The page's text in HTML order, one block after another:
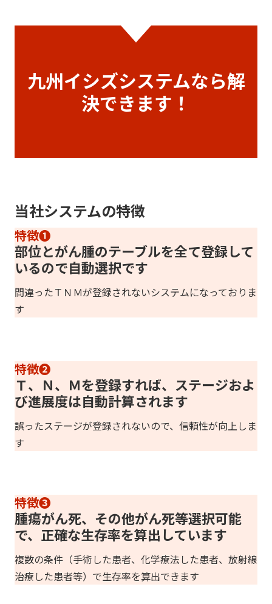
九州イシズシステムなら解
決できます！
当社システムの特徴
特徴❶
部位とがん腫のテーブルを全て登録して
いるので自動選択です
間違ったＴＮＭが登録されないシステムになっておりま
す
特徴❷
Ｔ、Ｎ、Ｍを登録すれば、ステージおよ
び進展度は自動計算されます
誤ったステージが登録されないので、信頼性が向上しま
す
特徴❸
腫瘍がん死、その他がん死等選択可能
で、正確な生存率を算出しています
複数の条件（手術した患者、化学療法した患者、放射線
治療した患者等）で生存率を算出できます